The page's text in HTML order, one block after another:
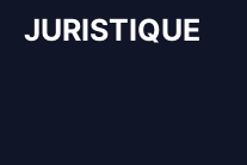
AllerJURISTIQUE